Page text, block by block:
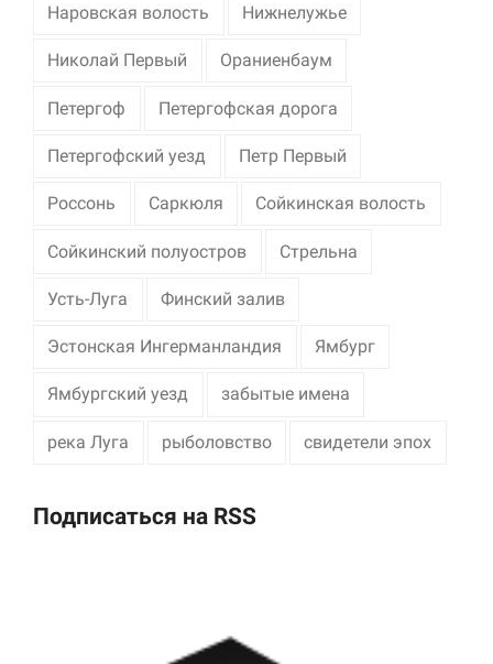
Наровская волость Нижнелужье
Николай Первый Ораниенбаум
Петергоф Петергофская дорога
Петергофский уезд Петр Первый
Россонь Саркюля Сойкинская волость
Сойкинский полуостров Стрельна
Усть-Луга Финский залив
Эстонская Ингерманландия Ямбург
Ямбургский уезд забытые имена
река Луга рыболовство свидетели эпох
Подписаться на RSS